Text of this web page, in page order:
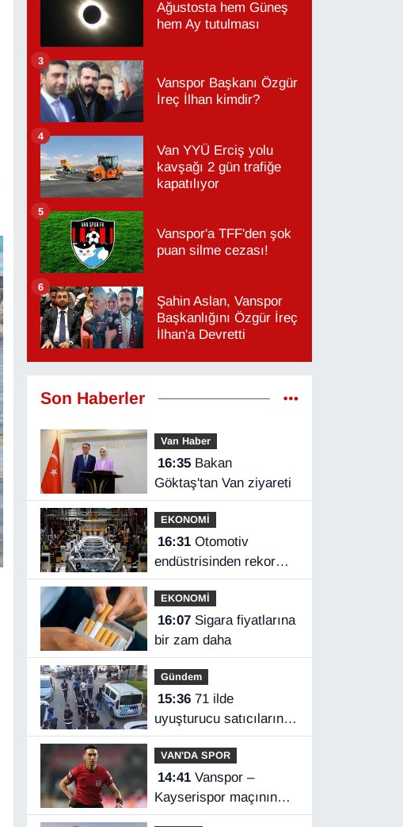
Ağustosta hem Güneş
hem Ay tutulması
Vanspor Başkanı Özgür
İreç İlhan kimdir?
3
Van YYÜ Erciş yolu
kavşağı 2 gün trafiğe
kapatılıyor
4
Vanspor'a TFF'den şok
puan silme cezası!
5
Şahin Aslan, Vanspor
Başkanlığını Özgür İreç
İlhan'a Devretti
6
Son Haberler
Van Haber
16:35Bakan
Göktaş'tan Van ziyareti
EKONOMİ
16:31Otomotiv
endüstrisinden rekor
ihracat
EKONOMİ
16:07Sigara fiyatlarına
bir zam daha
Gündem
15:3671 ilde
uyuşturucu satıcılarına
operasyon
VAN'DA SPOR
14:41Vanspor –
Kayserispor maçının
hakemleri belli oldu